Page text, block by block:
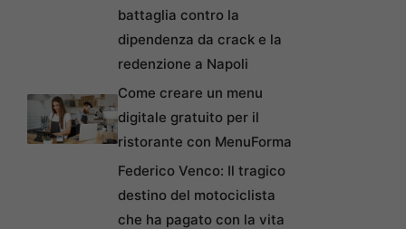
battaglia contro la
dipendenza da crack e la
redenzione a Napoli
Come creare un menu
digitale gratuito per il
ristorante con MenuForma
Federico Venco: Il tragico
destino del motociclista
che ha pagato con la vita